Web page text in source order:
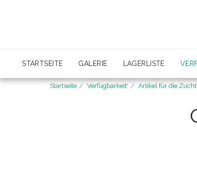
STARTSEITE GALERIE LAGERLISTE
Startseite Verfügbarkeit' Artikel für die Zucht